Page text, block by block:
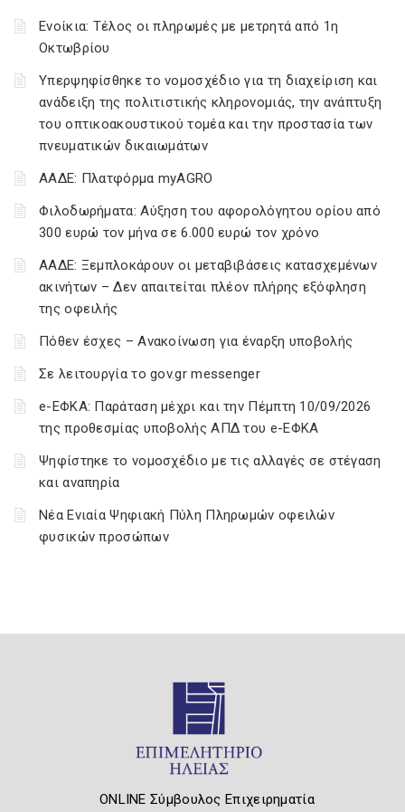
Ενοίκια: Τέλος οι πληρωμές με μετρητά από 1η
Οκτωβρίου
Υπερψηφίσθηκε το νομοσχέδιο για τη διαχείριση και
ανάδειξη της πολιτιστικής κληρονομιάς, την ανάπτυξη
του οπτικοακουστικού τομέα και την προστασία των
πνευματικών δικαιωμάτων
ΑΑΔΕ: Πλατφόρμα myAGRO
Φιλοδωρήματα: Αύξηση του αφορολόγητου ορίου από
300 ευρώ τον μήνα σε 6.000 ευρώ τον χρόνο
ΑΑΔΕ: Ξεμπλοκάρουν οι μεταβιβάσεις κατασχεμένων
ακινήτων – Δεν απαιτείται πλέον πλήρης εξόφληση
της οφειλής
Πόθεν έσχες – Ανακοίνωση για έναρξη υποβολής
Σε λειτουργία το gov.gr messenger
e-ΕΦΚΑ: Παράταση μέχρι και την Πέμπτη 10/09/2026
της προθεσμίας υποβολής ΑΠΔ του e-ΕΦΚΑ
Ψηφίστηκε το νομοσχέδιο με τις αλλαγές σε στέγαση
και αναπηρία
Νέα Ενιαία Ψηφιακή Πύλη Πληρωμών οφειλών
φυσικών προσώπων
ONLINE Σύμβουλος Επιχειρηματία